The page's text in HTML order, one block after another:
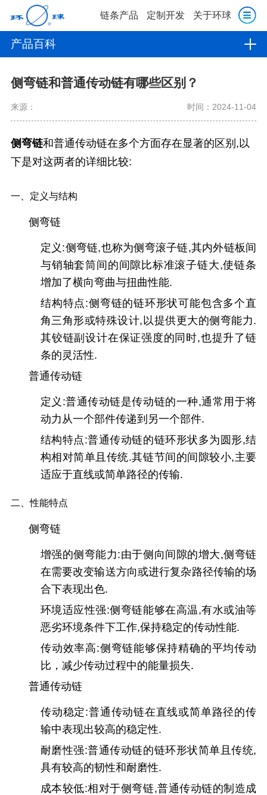
链条产品 定制开发 关于环球
产品百科
侧弯链和普通传动链有哪些区别？
来源： 时间：2024-11-04
侧弯链和普通传动链在多个方面存在显著的区别,以
下是对这两者的详细比较:
一、定义与结构
侧弯链
定义:侧弯链,也称为侧弯滚子链,其内外链板间
与销轴套筒间的间隙比标准滚子链大,使链条
增加了横向弯曲与扭曲性能.
结构特点:侧弯链的链环形状可能包含多个直
角三角形或特殊设计,以提供更大的侧弯能力.
其铰链副设计在保证强度的同时,也提升了链
条的灵活性.
普通传动链
定义:普通传动链是传动链的一种,通常用于将
动力从一个部件传递到另一个部件.
结构特点:普通传动链的链环形状多为圆形,结
构相对简单且传统.其链节间的间隙较小,主要
适应于直线或简单路径的传输.
二、性能特点
侧弯链
增强的侧弯能力:由于侧向间隙的增大,侧弯链
在需要改变输送方向或进行复杂路径传输的场
合下表现出色.
环境适应性强:侧弯链能够在高温,有水或油等
恶劣环境条件下工作,保持稳定的传动性能.
传动效率高:侧弯链能够保持精确的平均传动
比，减少传动过程中的能量损失.
普通传动链
传动稳定:普通传动链在直线或简单路径的传
输中表现出较高的稳定性.
耐磨性强:普通传动链的链环形状简单且传统,
具有较高的韧性和耐磨性.
成本较低:相对于侧弯链,普通传动链的制造成